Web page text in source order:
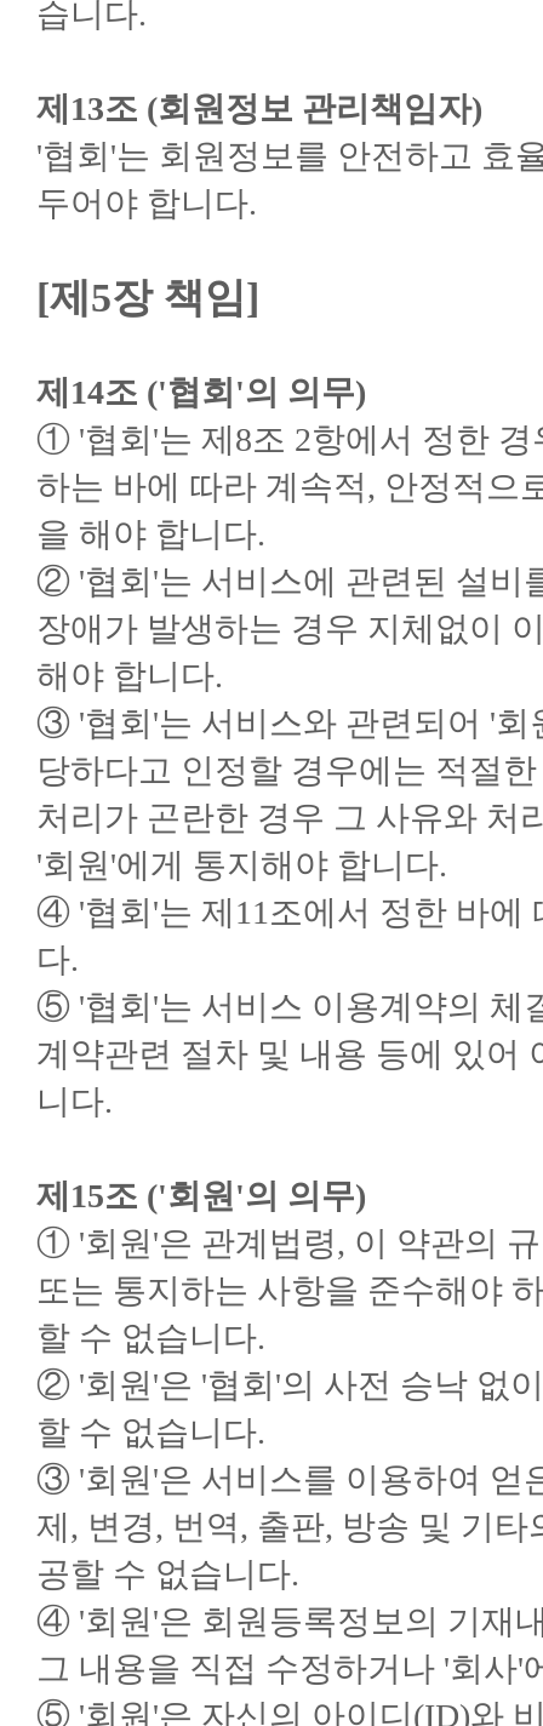
습니다.
제13조 (회원정보 관리책임자)
'협회'는 회원정보를 안전하고 효
두어야 합니다.
[제5장 책임]
제14조 ('협회'의 의무)
① '협회'는 제8조 2항에서 정한
하는 바에 따라 계속적, 안정적으
을 해야 합니다.
② '협회'는 서비스에 관련된 설비
장애가 발생하는 경우 지체없이
해야 합니다.
③ '협회'는 서비스와 관련되어 '회
당하다고 인정할 경우에는 적절
처리가 곤란한 경우 그 사유와 처
'회원'에게 통지해야 합니다.
④ '협회'는 제11조에서 정한 바에
다.
⑤ '협회'는 서비스 이용계약의 체
계약관련 절차 및 내용 등에 있어
니다.
제15조 ('회원'의 의무)
① '회원'은 관계법령, 이 약관의
또는 통지하는 사항을 준수해야
할 수 없습니다.
② '회원'은 '협회'의 사전 승낙 없
할 수 없습니다.
③ '회원'은 서비스를 이용하여 얻
제, 변경, 번역, 출판, 방송 및 기
공할 수 없습니다.
④ '회원'은 회원등록정보의 기재
그 내용을 직접 수정하거나 '회사'
⑤ '회원'은 자신의 아이디(ID)와